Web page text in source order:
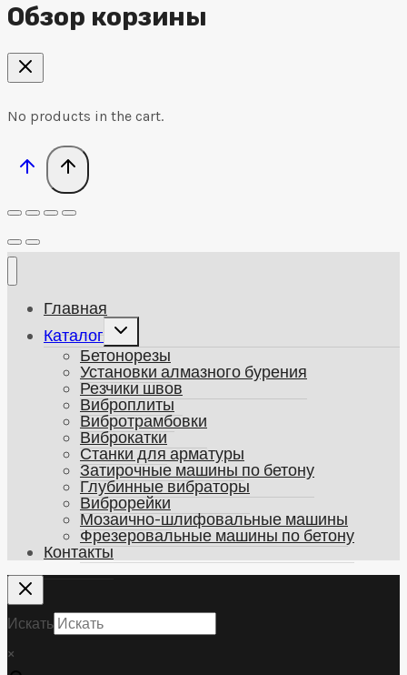
Обзор корзины
No products in the cart.
Главная
Каталог
Развернуть
меню
Бетонорезы
Установки алмазного бурения
Резчики швов
Виброплиты
Вибротрамбовки
Виброкатки
Станки для арматуры
Затирочные машины по бетону
Глубинные вибраторы
Виброрейки
Мозаично-шлифовальные машины
Фрезеровальные машины по бетону
Контакты
Искать
×